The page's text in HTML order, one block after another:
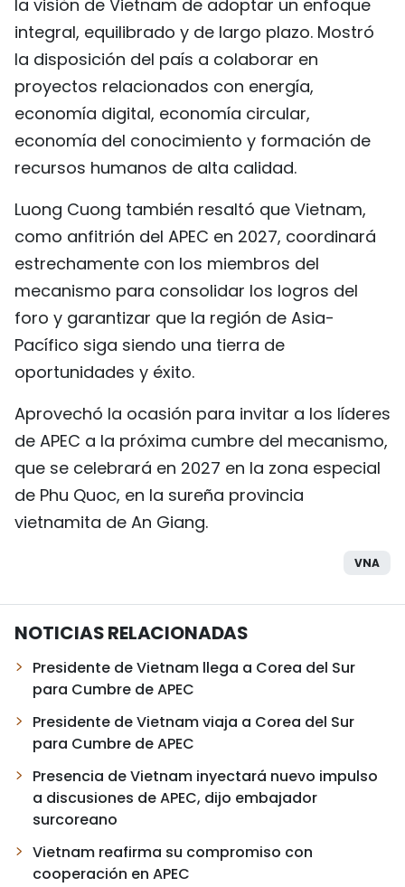
la visión de Vietnam de adoptar un enfoque
integral, equilibrado y de largo plazo. Mostró
la disposición del país a colaborar en
proyectos relacionados con energía,
economía digital, economía circular,
economía del conocimiento y formación de
recursos humanos de alta calidad.
Luong Cuong también resaltó que Vietnam,
como anfitrión del APEC en 2027, coordinará
estrechamente con los miembros del
mecanismo para consolidar los logros del
foro y garantizar que la región de Asia-
Pacífico siga siendo una tierra de
oportunidades y éxito.
Aprovechó la ocasión para invitar a los líderes
de APEC a la próxima cumbre del mecanismo,
que se celebrará en 2027 en la zona especial
de Phu Quoc, en la sureña provincia
vietnamita de An Giang.
VNA
NOTICIAS RELACIONADAS
Presidente de Vietnam llega a Corea del Sur
para Cumbre de APEC
Presidente de Vietnam viaja a Corea del Sur
para Cumbre de APEC
Presencia de Vietnam inyectará nuevo impulso
a discusiones de APEC, dijo embajador
surcoreano
Vietnam reafirma su compromiso con
cooperación en APEC